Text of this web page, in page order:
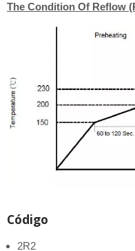
The Condition Of Reflow
Código
2R2